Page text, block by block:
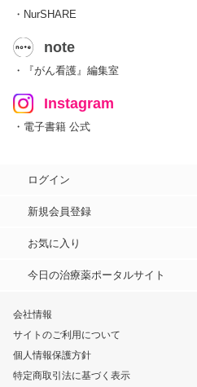
・NurSHARE
note
・『がん看護』編集室
Instagram
・電子書籍 公式
ログイン
新規会員登録
お気に入り
今日の治療薬ポータルサイト
会社情報
サイトのご利用について
個人情報保護方針
特定商取引法に基づく表示